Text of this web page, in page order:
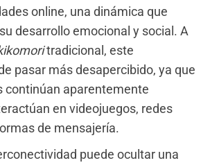
online, una dinámica que
desarrollo emocional y social. A
tradicional, este
pasar más desapercibido, ya que
continúan aparentemente
en videojuegos, redes
de mensajería.
puede ocultar una